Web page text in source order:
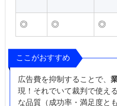
◎ ◎ ◎
ここがおすすめ
広告費を抑制することで、
現！それでいて裁判で使え
な品質（成功率・満足度と